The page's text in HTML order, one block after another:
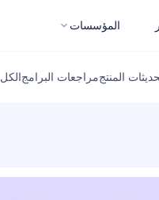
المؤسسات
المنتجمراجعات البرامجالكل